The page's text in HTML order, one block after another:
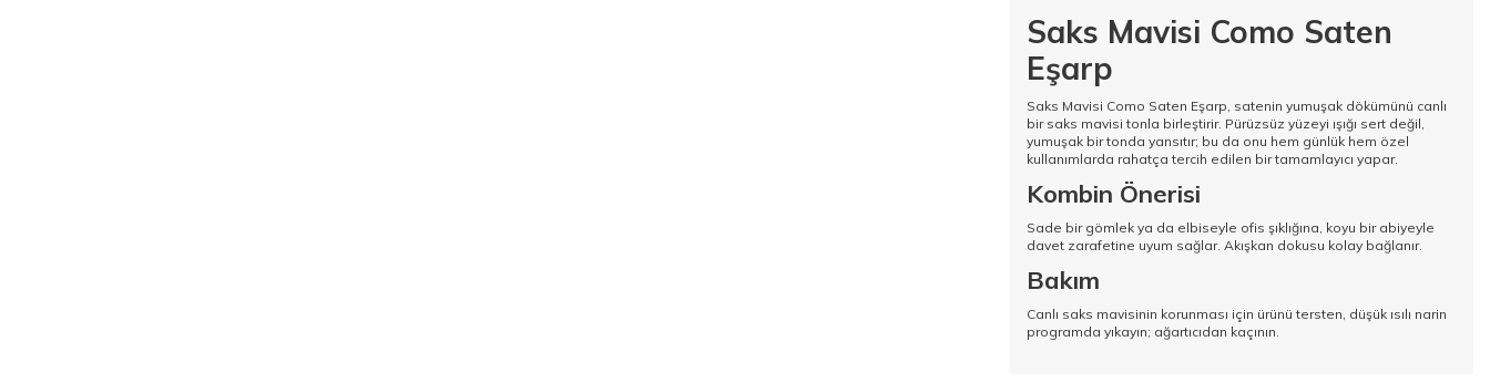
Saks Mavisi Como Saten
Eşarp
Saks Mavisi Como Saten Eşarp, satenin yumuşak dökümünü canlı
bir saks mavisi tonla birleştirir. Pürüzsüz yüzeyi ışığı sert değil,
yumuşak bir tonda yansıtır; bu da onu hem günlük hem özel
kullanımlarda rahatça tercih edilen bir tamamlayıcı yapar.
Kombin Önerisi
Sade bir gömlek ya da elbiseyle ofis şıklığına, koyu bir abiyeyle
davet zarafetine uyum sağlar. Akışkan dokusu kolay bağlanır.
Bakım
Canlı saks mavisinin korunması için ürünü tersten, düşük ısılı narin
programda yıkayın; ağartıcıdan kaçının.